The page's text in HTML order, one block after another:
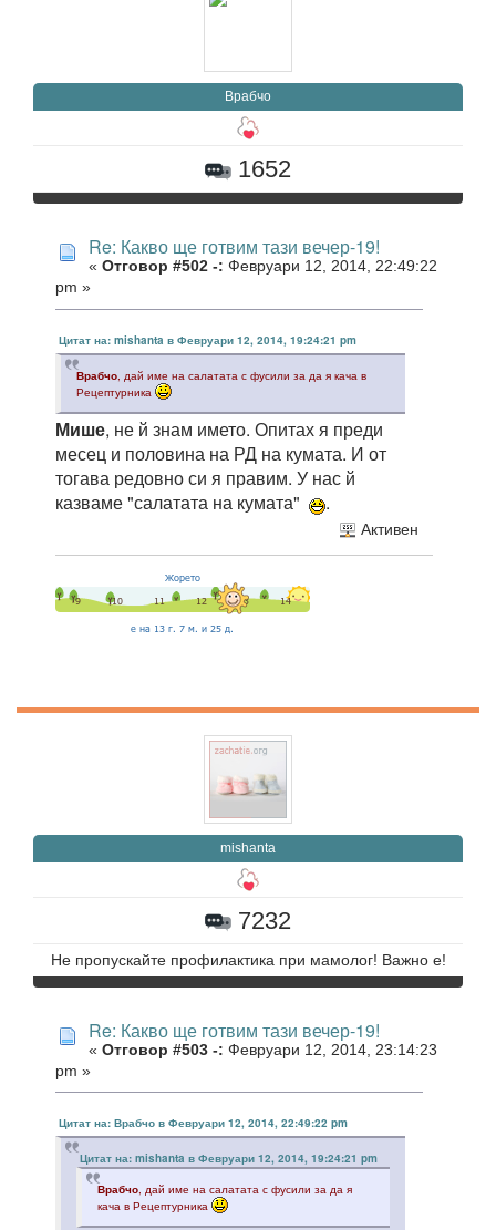
Врабчо
1652
Re: Какво ще готвим тази вечер-19!
« Отговор #502 -: Февруари 12, 2014, 22:49:22
pm »
Цитат на: mishanta в Февруари 12, 2014, 19:24:21 pm
Врабчо, дай име на салатата с фусили за да я кача в
Рецептурника
Мише, не й знам името. Опитах я преди
месец и половина на РД на кумата. И от
тогава редовно си я правим. У нас й
казваме "салатата на кумата"
.
Активен
mishanta
7232
Не пропускайте профилактика при мамолог! Важно е!
Re: Какво ще готвим тази вечер-19!
« Отговор #503 -: Февруари 12, 2014, 23:14:23
pm »
Цитат на: Врабчо в Февруари 12, 2014, 22:49:22 pm
Цитат на: mishanta в Февруари 12, 2014, 19:24:21 pm
Врабчо, дай име на салатата с фусили за да я
кача в Рецептурника